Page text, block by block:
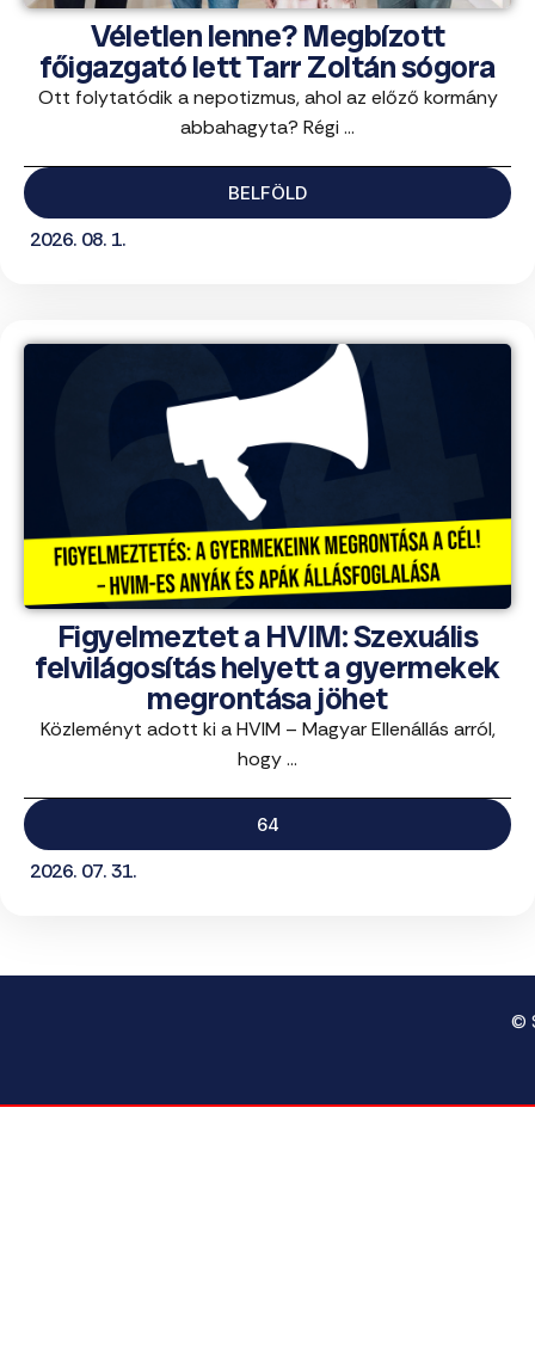
Véletlen lenne? Megbízott
főigazgató lett Tarr Zoltán sógora
Ott folytatódik a nepotizmus, ahol az előző kormány
abbahagyta? Régi ...
BELFÖLD
2026. 08. 1.
Figyelmeztet a HVIM: Szexuális
felvilágosítás helyett a gyermekek
megrontása jöhet
Közleményt adott ki a HVIM – Magyar Ellenállás arról,
hogy ...
64
2026. 07. 31.
©